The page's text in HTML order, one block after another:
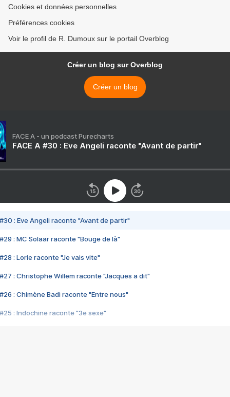
Cookies et données personnelles
Préférences cookies
Voir le profil de R. Dumoux sur le portail Overblog
Créer un blog sur Overblog
Créer un blog
FACE A - un podcast Purecharts
FACE A #30 : Eve Angeli raconte "Avant de partir"
#30 : Eve Angeli raconte "Avant de partir"
#29 : MC Solaar raconte "Bouge de là"
#28 : Lorie raconte "Je vais vite"
#27 : Christophe Willem raconte "Jacques a dit"
#26 : Chimène Badi raconte "Entre nous"
#25 : Indochine raconte "3e sexe"